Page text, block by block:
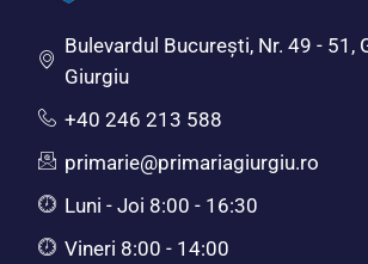
Bulevardul Bucureşti, Nr. 49 - 51,
Giurgiu
+40 246 213 588
primarie@primariagiurgiu.ro
Luni - Joi 8:00 - 16:30
Vineri 8:00 - 14:00